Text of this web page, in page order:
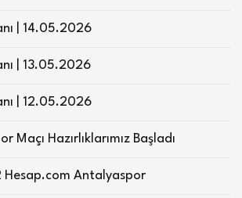
| 14.05.2026
| 13.05.2026
| 12.05.2026
Maçı Hazırlıklarımız Başladı
Antalyaspor